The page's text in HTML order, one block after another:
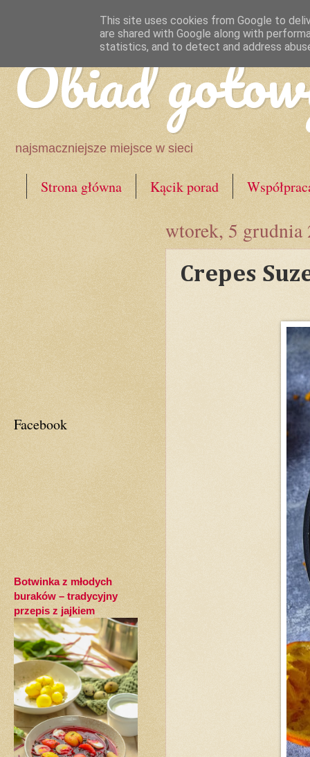
Obiad
najsmaczniejsze miejsce w sieci
Strona główna Kącik porad
wtorek, 5 grudnia
Crepes
Facebook
Botwinka z młodych
buraków – tradycyjny
przepis z jajkiem
This site uses cookies from Google to
are shared with Google along with
statistics, and to detect and address